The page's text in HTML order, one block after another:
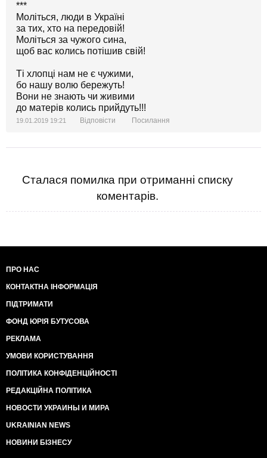
***
Моліться, люди в Україні
за тих, хто на передовій!
Моліться за чужого сина,
щоб вас колись потішив свій!
Ті хлопці нам не є чужими,
бо нашу волю бережуть!
Вони не знають чи живими
до матерів колись прийдуть!!!
19.01.2019 19:21 Відповісти Посилання
Сталася помилка при отриманні списку
коментарів.
ПРО НАС
КОНТАКТНА ІНФОРМАЦІЯ
ПІДТРИМАТИ
ФОНД ЮРІЯ БУТУСОВА
РЕКЛАМА
УМОВИ КОРИСТУВАННЯ
ПОЛІТИКА КОНФІДЕНЦІЙНОСТІ
РЕДАКЦІЙНА ПОЛІТИКА
НОВОСТИ УКРАИНЫ И МИРА
UKRAINIAN NEWS
НОВИНИ БІЗНЕСУ